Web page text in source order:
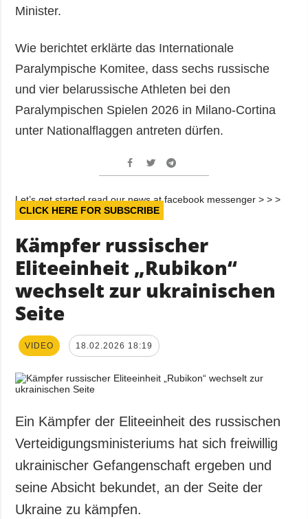
Minister.
Wie berichtet erklärte das Internationale
Paralympische Komitee, dass sechs russische
und vier belarussische Athleten bei den
Paralympischen Spielen 2026 in Milano-Cortina
unter Nationalflaggen antreten dürfen.
Let’s get started read our news at facebook messenger > > >
CLICK HERE FOR SUBSCRIBE
Kämpfer russischer
Eliteeinheit „Rubikon“
wechselt zur ukrainischen
Seite
VIDEO 18.02.2026 18:19
Ein Kämpfer der Eliteeinheit des russischen
Verteidigungsministeriums hat sich freiwillig
ukrainischer Gefangenschaft ergeben und
seine Absicht bekundet, an der Seite der
Ukraine zu kämpfen.